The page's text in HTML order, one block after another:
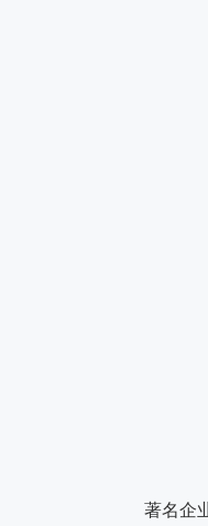
著名企业